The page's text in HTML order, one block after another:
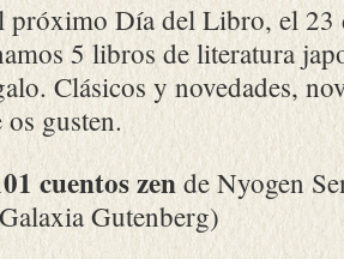
próximo Día del Libro, el 23
5 libros de literatura
Clásicos y novedades,
gusten.
cuentos zen de Nyogen
Gutenberg)